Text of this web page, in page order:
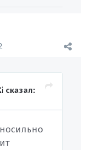
сказал: